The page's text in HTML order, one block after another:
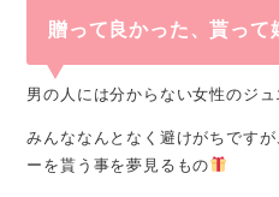
贈って良かった、貰って
男の人には分からない女性のジュ
みんななんとなく避けがちです
ーを貰う事を夢見るもの